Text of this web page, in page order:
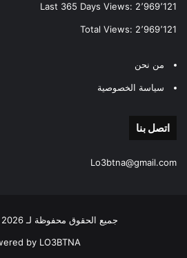
Last 365 Days Views: 2٬969٬121
Total Views: 2٬969٬121
من نحن
سياسة الخصوصية
اتصل بنا
Lo3btna@gmail.com
جميع الحقوق محفوظة لـ Lo3BTNA 2026 ©
by LO3BTNA